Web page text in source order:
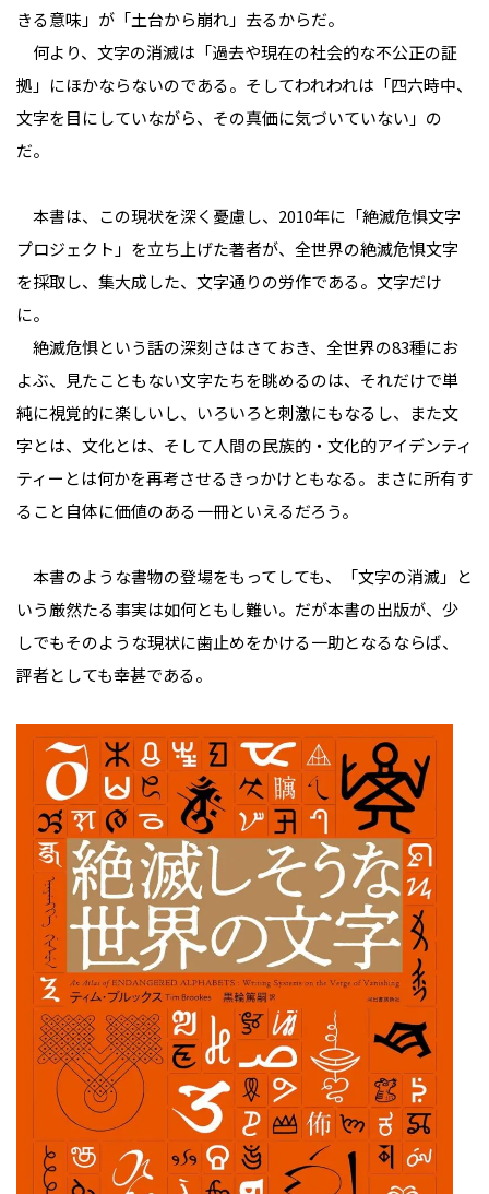
きる意味」が「土台から崩れ」去るからだ。
何より、文字の消滅は「過去や現在の社会的な不公正の証
拠」にほかならないのである。そしてわれわれは「四六時中、
文字を目にしていながら、その真価に気づいていない」の
だ。
本書は、この現状を深く憂慮し、2010年に「絶滅危惧文字
プロジェクト」を立ち上げた著者が、全世界の絶滅危惧文字
を採取し、集大成した、文字通りの労作である。文字だけ
に。
絶滅危惧という話の深刻さはさておき、全世界の83種にお
よぶ、見たこともない文字たちを眺めるのは、それだけで単
純に視覚的に楽しいし、いろいろと刺激にもなるし、また文
字とは、文化とは、そして人間の民族的・文化的アイデンティ
ティーとは何かを再考させるきっかけともなる。まさに所有す
ること自体に価値のある一冊といえるだろう。
本書のような書物の登場をもってしても、「文字の消滅」と
いう厳然たる事実は如何ともし難い。だが本書の出版が、少
しでもそのような現状に歯止めをかける一助となるならば、
評者としても幸甚である。